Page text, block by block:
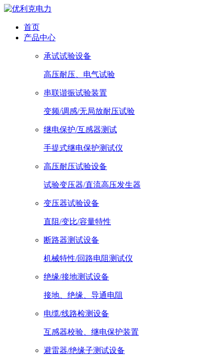
首页
产品中心
承试试验设备
高压耐压、电气试验
串联谐振试验装置
变频/调感/无局放耐压试验
继电保护/互感器测试
手提式继电保护测试仪
高压耐压试验设备
试验变压器/直流高压发生器
变压器试验设备
直阻/变比/容量特性
断路器测试设备
机械特性/回路电阻测试仪
绝缘/接地测试设备
接地、绝缘、导通电阻
电缆/线路检测设备
互感器校验、继电保护装置
避雷器/绝缘子测试设备